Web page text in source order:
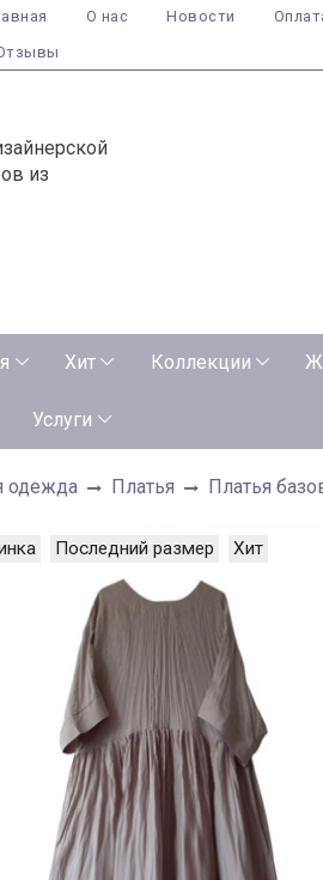
О нас Новости
из
Хит Коллекции
Услуги
одежда Платья Платья
Последний размер Хит